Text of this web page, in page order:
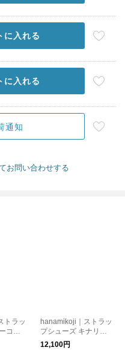
に入れる
に入れる
通知
お問い合わせする
トラッ
コイ
シュ
hanamikoji｜ストラッ
プシューズ キナリ
靴 シューズ
12,100円